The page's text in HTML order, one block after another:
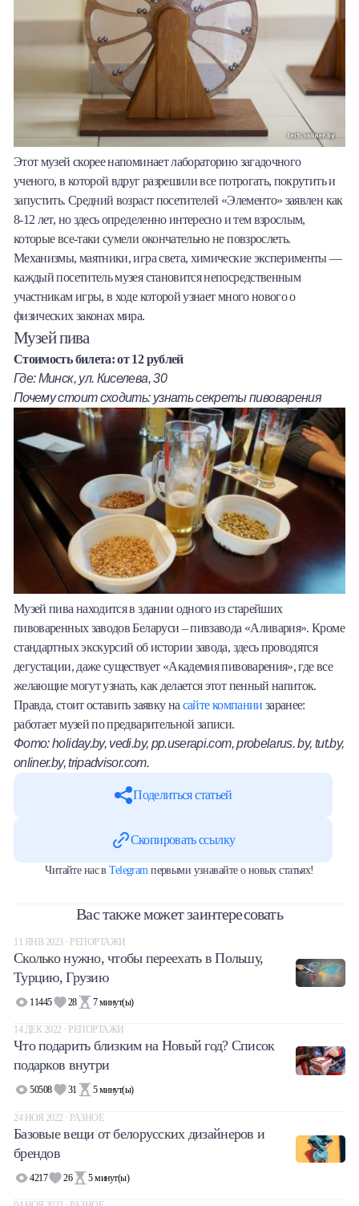
Этот музей скорее напоминает лабораторию загадочного
ученого, в которой вдруг разрешили все потрогать, покрутить и
запустить. Средний возраст посетителей «Элементо» заявлен как
8-12 лет, но здесь определенно интересно и тем взрослым,
которые все-таки сумели окончательно не повзрослеть.
Механизмы, маятники, игра света, химические эксперименты —
каждый посетитель музея становится непосредственным
участникам игры, в ходе которой узнает много нового о
физических законах мира.
Музей пива
Стоимость билета: от 12 рублей
Где: Минск, ул. Киселева, 30
Почему стоит сходить: узнать секреты пивоварения
Музей пива находится в здании одного из старейших
пивоваренных заводов Беларуси – пивзавода «Аливария». Кроме
стандартных экскурсий об истории завода, здесь проводятся
дегустации, даже существует «Академия пивоварения», где все
желающие могут узнать, как делается этот пенный напиток.
Правда, стоит оставить заявку на сайте компании заранее:
работает музей по предварительной записи.
Фото: holiday.by, vedi.by, pp.userapi.com, probelarus. by, tut.by,
onliner.by, tripadvisor.com.
Поделиться статьей
Скопировать ссылку
Читайте нас вTelegram первыми узнавайте о новых статьях!
Вас также может заинтересовать
11 ЯНВ 2023 · РЕПОРТАЖИ
Сколько нужно, чтобы переехать в Польшу,
Турцию, Грузию
11445 28 7минут(ы)
14 ДЕК 2022 · РЕПОРТАЖИ
Что подарить близким на Новый год? Список
подарков внутри
50508 31 5минут(ы)
24 НОЯ 2022 · РАЗНОЕ
Базовые вещи от белорусских дизайнеров и
брендов
4217 26 5минут(ы)